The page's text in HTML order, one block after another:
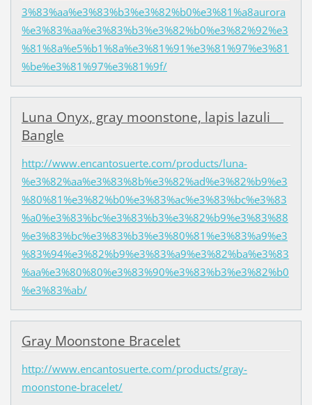
3%83%aa%e3%83%b3%e3%82%b0%e3%81%a8aurora
%e3%83%aa%e3%83%b3%e3%82%b0%e3%82%92%e3
%81%8a%e5%b1%8a%e3%81%91%e3%81%97%e3%81
%be%e3%81%97%e3%81%9f/
Luna Onyx, gray moonstone, lapis lazuli
Bangle
http://www.encantosuerte.com/products/luna-
%e3%82%aa%e3%83%8b%e3%82%ad%e3%82%b9%e3
%80%81%e3%82%b0%e3%83%ac%e3%83%bc%e3%83
%a0%e3%83%bc%e3%83%b3%e3%82%b9%e3%83%88
%e3%83%bc%e3%83%b3%e3%80%81%e3%83%a9%e3
%83%94%e3%82%b9%e3%83%a9%e3%82%ba%e3%83
%aa%e3%80%80%e3%83%90%e3%83%b3%e3%82%b0
%e3%83%ab/
Gray Moonstone Bracelet
http://www.encantosuerte.com/products/gray-
moonstone-bracelet/